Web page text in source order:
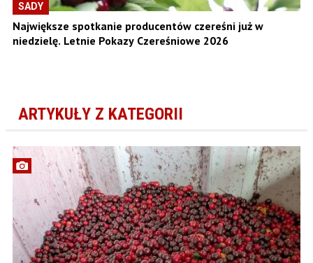
SADY
Największe spotkanie producentów czereśni już w
niedzielę. Letnie Pokazy Czereśniowe 2026
ARTYKUŁY Z KATEGORII